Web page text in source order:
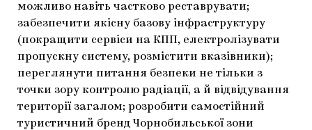
можливо навіть частково реставрувати;
забезпечити якісну базову інфраструктуру
(покращити сервіси на КПП, електролізувати
пропускну систему, розмістити вказівники);
переглянути питання безпеки не тільки з
точки зору контролю радіації, а й відвідування
території загалом; розробити самостійний
туристичний бренд Чорнобильської зони